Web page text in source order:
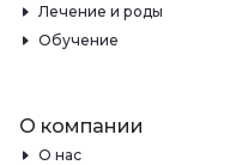
Лечение и роды
Обучение
О компании
О нас